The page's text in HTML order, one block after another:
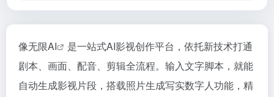
像无限AI
是一站式AI影视创作平台，依托新技术打通
剧本、画面、配音、剪辑全流程。输入文字脚本，就能
自动生成影视片段，搭载照片生成写实数字人功能，精